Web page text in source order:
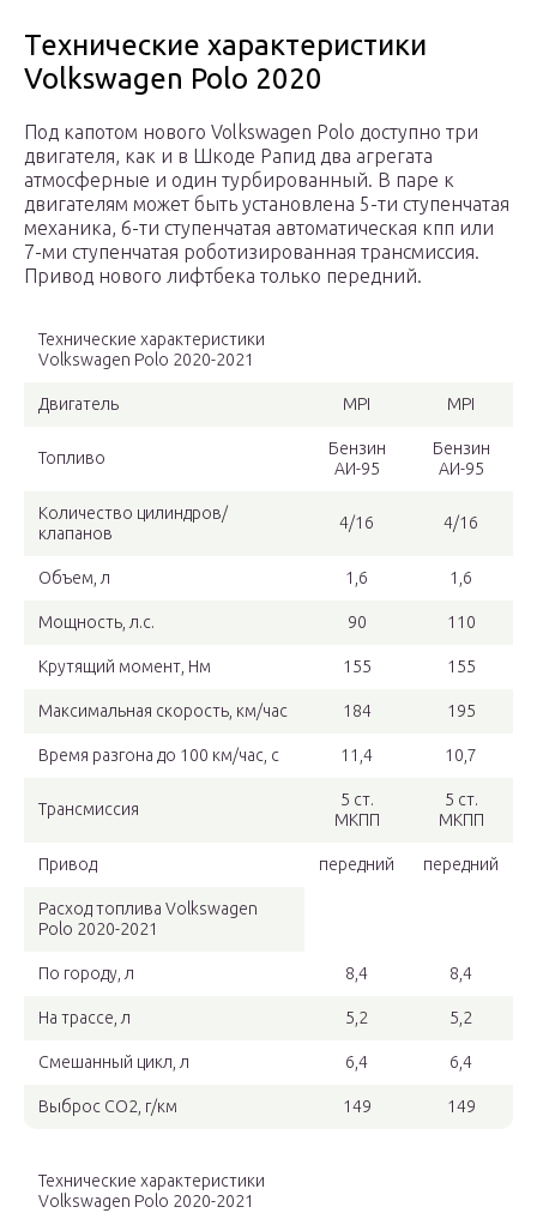
Технические характеристики
Volkswagen Polo 2020
Под капотом нового Volkswagen Polo доступно три
двигателя, как и в Шкоде Рапид два агрегата
атмосферные и один турбированный. В паре к
двигателям может быть установлена 5-ти ступенчатая
механика, 6-ти ступенчатая автоматическая кпп или
7-ми ступенчатая роботизированная трансмиссия.
Привод нового лифтбека только передний.
Технические характеристики
Volkswagen Polo 2020-2021
Двигатель MPI MPI
Топливо
Бензин
АИ-95
Бензин
АИ-95
Количество цилиндров/
клапанов
4/16 4/16
Объем, л 1,6 1,6
Мощность, л.с. 90 110
Крутящий момент, Нм 155 155
Максимальная скорость, км/час 184 195
Время разгона до 100 км/час, с 11,4 10,7
Трансмиссия
5 ст.
МКПП
5 ст.
МКПП
Привод передний передний
Расход топлива Volkswagen
Polo 2020-2021
По городу, л 8,4 8,4
На трассе, л 5,2 5,2
Смешанный цикл, л 6,4 6,4
Выброс СО2, г/км 149 149
Технические характеристики
Volkswagen Polo 2020-2021